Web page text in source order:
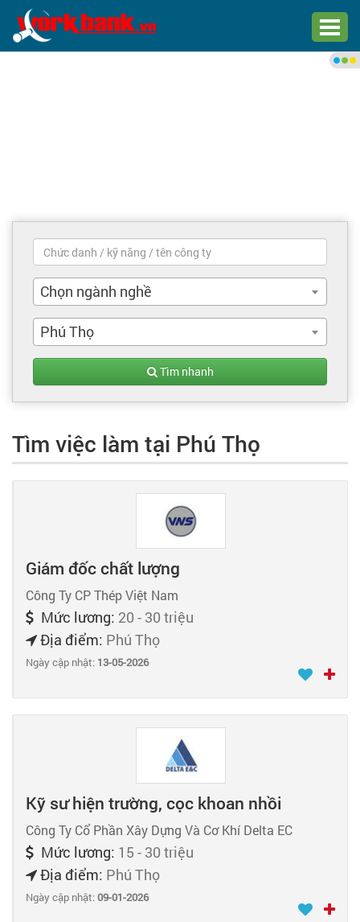
Việc làm mới nhất
Tìm việc làm
Tạo hồ sơ
Cẩm nang việc làm
Bạn cần tuyển người
Chọn ngành nghề
Phú Thọ
Tìm nhanh
Tìm việc làm tại Phú Thọ
Giám đốc chất lượng
Công Ty CP Thép Việt Nam
Mức lương: 20 - 30 triệu
Địa điểm: Phú Thọ
Ngày cập nhật: 13-05-2026
Kỹ sư hiện trường, cọc khoan nhồi
Công Ty Cổ Phần Xây Dựng Và Cơ Khí Delta EC
Mức lương: 15 - 30 triệu
Địa điểm: Phú Thọ
Ngày cập nhật:09-01-2026